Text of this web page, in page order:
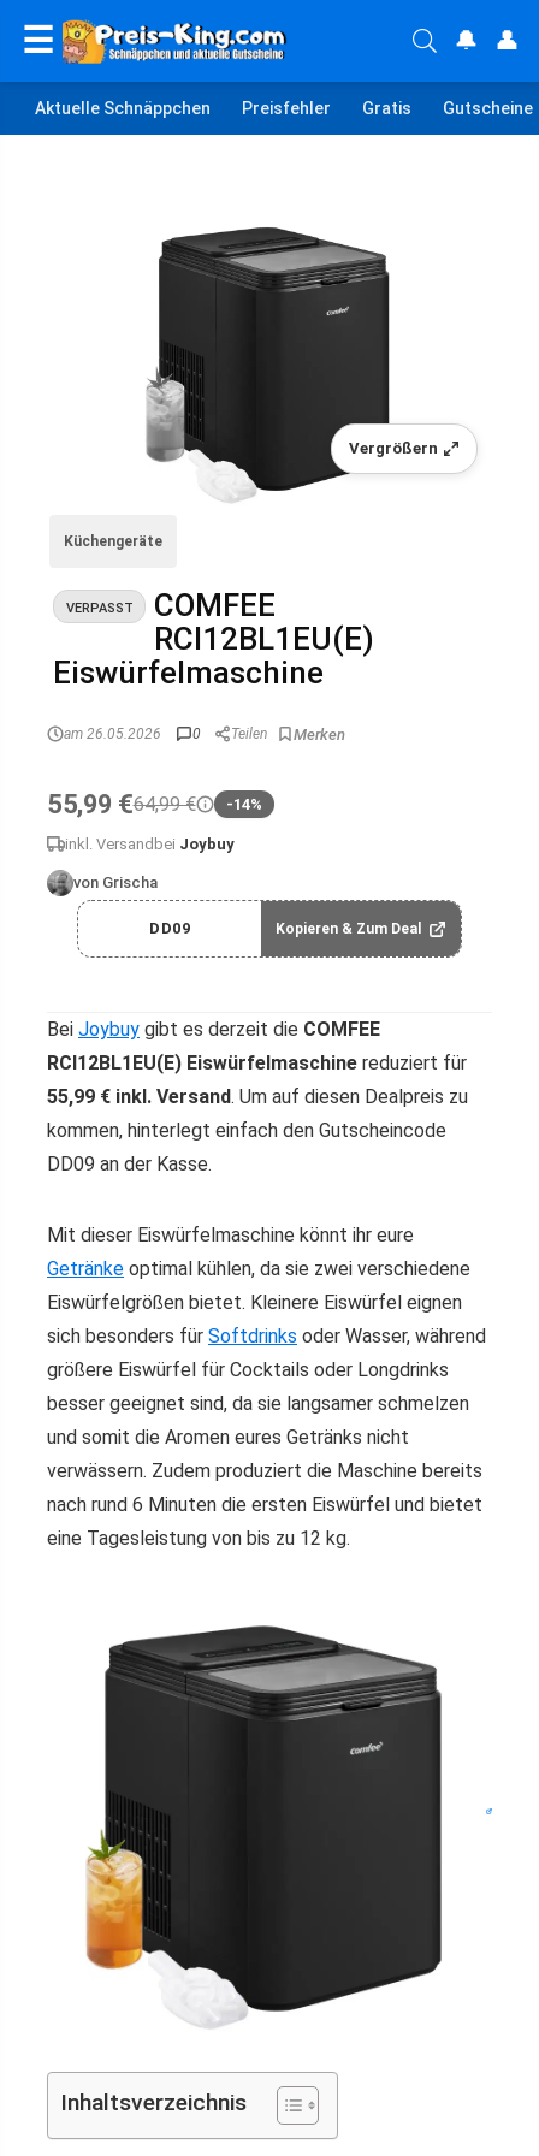
☰ 🔔 👤
Aktuelle Schnäppchen Preisfehler Gratis Gutscheine
Vergrößern
Küchengeräte
VERPASST
COMFEE
RCI12BL1EU(E)
Eiswürfelmaschine
am 26.05.2026 0 Teilen
55,99 €64,99 € -14%
inkl. Versand bei Joybuy
von Grischa
DD09 Kopieren & Zum Deal
Bei Joybuy gibt es derzeit die COMFEE
RCI12BL1EU(E) Eiswürfelmaschine reduziert für
55,99 € inkl. Versand. Um auf diesen Dealpreis zu
kommen, hinterlegt einfach den Gutscheincode
DD09 an der Kasse.
Mit dieser Eiswürfelmaschine könnt ihr eure
Getränke optimal kühlen, da sie zwei verschiedene
Eiswürfelgrößen bietet. Kleinere Eiswürfel eignen
sich besonders für Softdrinks oder Wasser, während
größere Eiswürfel für Cocktails oder Longdrinks
besser geeignet sind, da sie langsamer schmelzen
und somit die Aromen eures Getränks nicht
verwässern. Zudem produziert die Maschine bereits
nach rund 6 Minuten die ersten Eiswürfel und bietet
eine Tagesleistung von bis zu 12 kg.
Inhaltsverzeichnis